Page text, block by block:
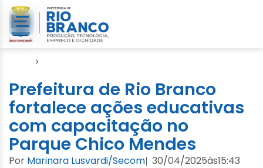
›
Prefeitura de Rio Branco
fortalece ações educativas
com capacitação no
Parque Chico Mendes
Por Marinara Lusvardi/Secom| 30/04/2025às15:43